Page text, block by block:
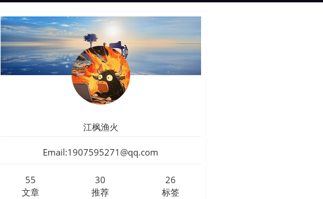
江枫渔火
Email:1907595271@qq.com
55
文章
30
推荐
26
标签